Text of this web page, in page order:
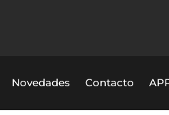
Novedades Contacto